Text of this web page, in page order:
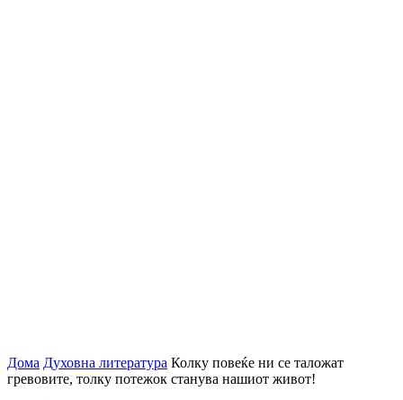
Дома Духовна литература Колку повеќе ни се таложат
гревовите, толку потежок станува нашиот живот!